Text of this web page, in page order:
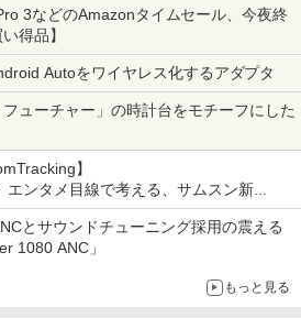
3などのAmazonタイムセール、今夜終
得品】
Autoをワイヤレス化するアダプタ
フューチャー」の時計台をモチーフにした
】
エンタメ目線で考える、サムスン新
とサウンドチューニング採用の震える
1080 ANC」
もっと見る